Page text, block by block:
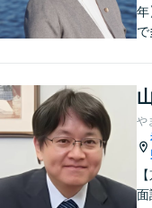
年
で
自
や
面